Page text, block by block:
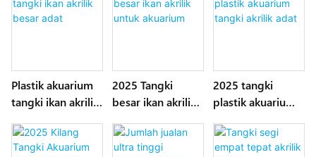
Plastik akuarium
tangki ikan akrilik
2025 Tangki
besar ikan akrilik
2025 tangki
plastik akuarium